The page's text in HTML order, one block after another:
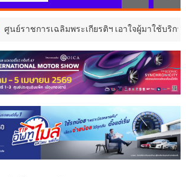
ชการเฉลิมพระเกียรติฯ เอาใจผู้มาใช้บริการอาค